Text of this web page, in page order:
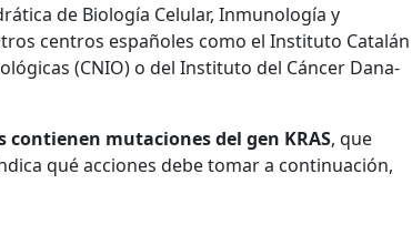
de Biología Celular, Inmunología y
centros españoles como el Instituto Catalán
(CNIO) o del Instituto del Cáncer Dana-
contienen mutaciones del gen KRAS, que
qué acciones debe tomar a continuación,